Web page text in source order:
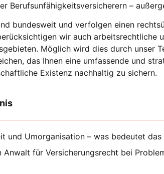
Berufsunfähigkeitsversicherern –
bundesweit und verfolgen einen
wir auch arbeitsrechtliche
Möglich wird dies durch unser
das Ihnen eine umfassende und
Existenz nachhaltig zu sichern.
und Umorganisation – was bedeutet
Anwalt für Versicherungsrecht bei